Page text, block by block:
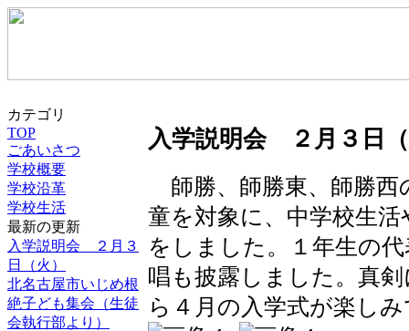
カテゴリ
TOP
ごあいさつ
学校概要
学校沿革
学校生活
最新の更新
入学説明会 ２月３
日（火）
北名古屋市いじめ根
絶子ども集会（生徒
会執行部より）
入学説明会 ２月３日
師勝、師勝東、師勝西
童を対象に、中学校生
をしました。１年生の
唱も披露しました。真
ら４月の入学式が楽し